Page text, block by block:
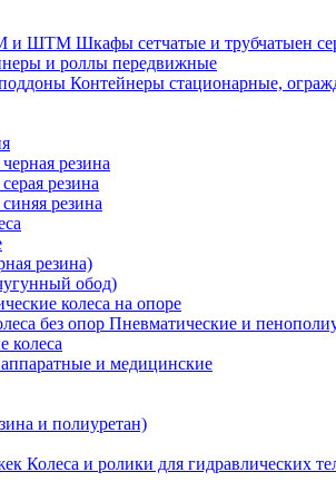
Шкафы сетчатые и
и роллы передвижные
Контейнеры стационарные,
резина
резина
резина
резина)
обод)
колеса на опоре
Пневматические и
колеса
и медицинские
и полиуретан)
Колеса и ролики для гидравлических